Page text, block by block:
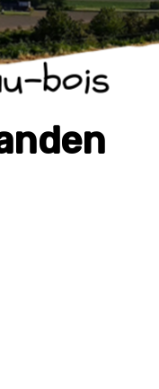
bois